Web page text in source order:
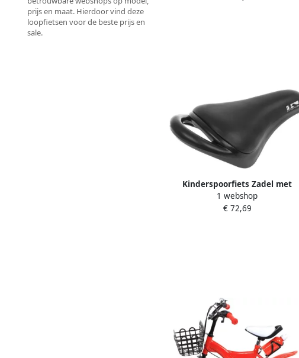
prijs en maat. Hierdoor vind deze
loopfietsen voor de beste prijs en
sale.
Kinderspoorfiets Zadel met
Handvat voor Loopfietsen en
Kinderfietsen
1 webshop
€ 72,69